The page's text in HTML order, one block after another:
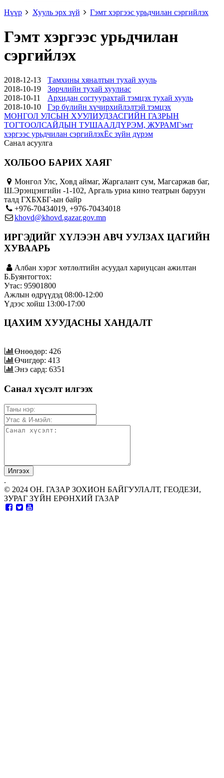
Нүүр
Хууль эрх зүй Гэмт хэргээс урьдчилан сэргийлэх
Гэмт хэргээс урьдчилан
сэргийлэх
2018-12-13
Тамхины хяналтын тухай хууль
2018-10-19
Зөрчлийн тухай хуулиас
2018-10-11
Архидан согтуурахтай тэмцэх тухай хууль
2018-10-10
Гэр бүлийн хүчирхийлэлтэй тэмцэх
МОНГОЛ УЛСЫН ХУУЛИУДЗАСГИЙН ГАЗРЫН
ТОГТООЛСАЙДЫН ТУШААЛДҮРЭМ, ЖУРАМГэмт
хэргээс урьдчилан сэргийлэхЁс зүйн дүрэм
Санал асуулга
ХОЛБОО БАРИХ ХАЯГ
Монгол Улс, Ховд аймаг, Жаргалант сум, Магсаржав баг,
Ш.Эрэнцэнгийн -1-102, Аргаль уриа кино театрын баруун
талд ГХБХБГ-ын байр
+976-70434019, +976-70434018
khovd@khovd.gazar.gov.mn
ИРГЭДИЙГ ХҮЛЭЭН АВЧ УУЛЗАХ ЦАГИЙН
ХУВААРЬ
Албан хэрэг хөтлөлтийн асуудал хариуцсан ажилтан
Б.Буянтогтох:
Утас: 95901800
Ажлын өдрүүдэд 08:00-12:00
Үдээс хойш 13:00-17:00
ЦАХИМ ХУУДАСНЫ ХАНДАЛТ
Өнөөдөр: 426
Өчигдөр: 413
Энэ сард: 6351
Санал хүсэлт илгээх
.
© 2024 ОН. ГАЗАР ЗОХИОН БАЙГУУЛАЛТ, ГЕОДЕЗИ,
ЗУРАГ ЗҮЙН ЕРӨНХИЙ ГАЗАР